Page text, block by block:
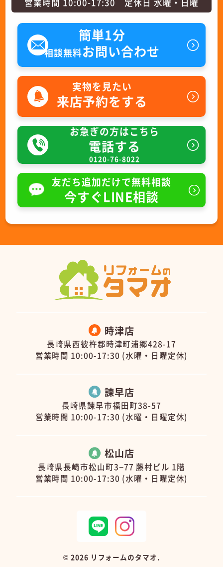
営業時間 10:00-17:30 定休日 水曜・日曜
簡単1分
相談無料お問い合わせ
実物を見たい
来店予約をする
お急ぎの方はこちら
電話する
0120-76-8022
友だち追加だけで無料相談
今すぐLINE相談
時津店
長崎県西彼杵郡時津町浦郷428-17
営業時間 10:00-17:30 (水曜・日曜定休)
諫早店
長崎県諫早市福田町38-57
営業時間 10:00-17:30 (水曜・日曜定休)
松山店
長崎県長崎市松山町3−77 藤村ビル 1階
営業時間 10:00-17:30 (水曜・日曜定休)
© 2026 リフォームのタマオ.